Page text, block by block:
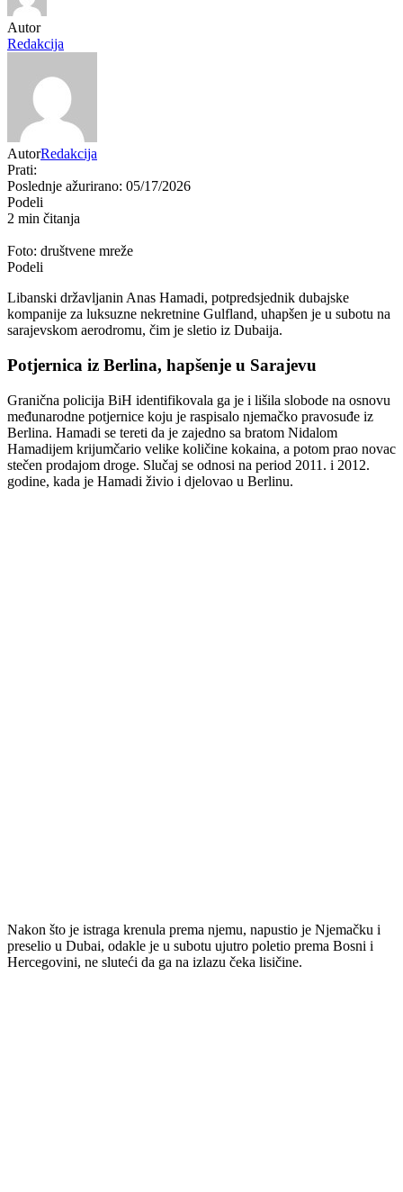
Autor
Redakcija
AutorRedakcija
Prati:
Poslednje ažurirano: 05/17/2026
Podeli
2 min čitanja
Foto: društvene mreže
Podeli
Libanski državljanin Anas Hamadi, potpredsjednik dubajske
kompanije za luksuzne nekretnine Gulfland, uhapšen je u subotu na
sarajevskom aerodromu, čim je sletio iz Dubaija.
Potjernica iz Berlina, hapšenje u Sarajevu
Granična policija BiH identifikovala ga je i lišila slobode na osnovu
međunarodne potjernice koju je raspisalo njemačko pravosuđe iz
Berlina. Hamadi se tereti da je zajedno sa bratom Nidalom
Hamadijem krijumčario velike količine kokaina, a potom prao novac
stečen prodajom droge. Slučaj se odnosi na period 2011. i 2012.
godine, kada je Hamadi živio i djelovao u Berlinu.
Nakon što je istraga krenula prema njemu, napustio je Njemačku i
preselio u Dubai, odakle je u subotu ujutro poletio prema Bosni i
Hercegovini, ne sluteći da ga na izlazu čeka lisičine.